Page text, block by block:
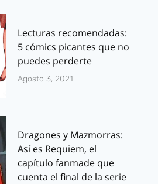
Lecturas recomendadas:
5 cómics picantes que no
puedes perderte
Agosto 3, 2021
Dragones y Mazmorras:
Así es Requiem, el
capítulo fanmade que
cuenta el final de la serie